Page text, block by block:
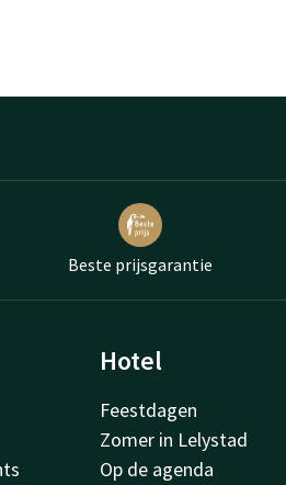
Beste prijsgarantie
Hotel
Feestdagen
Zomer in Lelystad
Op de agenda